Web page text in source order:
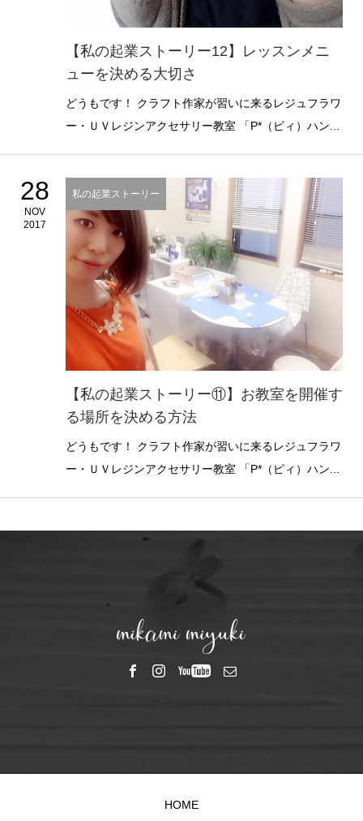
【私の起業ストーリー12】レッスンメニ
ューを決める大切さ
どうもです！ クラフト作家が習いに来るレジュフラワ
ー・ＵＶレジンアクセサリー教室 「P*（ピィ）ハン...
28
NOV
2017
私の起業ストーリー
【私の起業ストーリー⑪】お教室を開催す
る場所を決める方法
どうもです！ クラフト作家が習いに来るレジュフラワ
ー・ＵＶレジンアクセサリー教室 「P*（ピィ）ハン...
HOME